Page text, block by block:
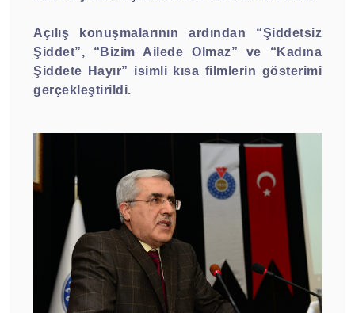
Açılış konuşmalarının ardından “Şiddetsiz
Şiddet”, “Bizim Ailede Olmaz” ve “Kadına
Şiddete Hayır” isimli kısa filmlerin gösterimi
gerçekleştirildi.